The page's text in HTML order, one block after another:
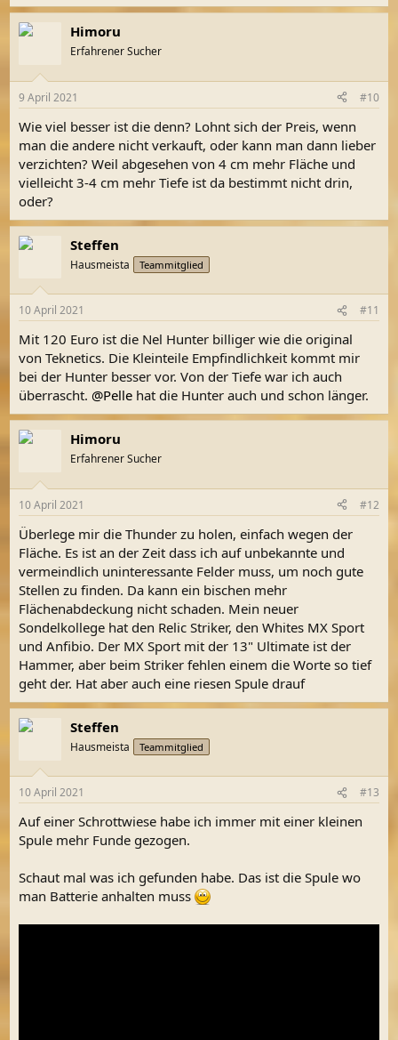
Himoru
Erfahrener Sucher
9 April 2021 #10
Wie viel besser ist die denn? Lohnt sich der Preis, wenn
man die andere nicht verkauft, oder kann man dann lieber
verzichten? Weil abgesehen von 4 cm mehr Fläche und
vielleicht 3-4 cm mehr Tiefe ist da bestimmt nicht drin,
oder?
Steffen
Hausmeista Teammitglied
10 April 2021 #11
Mit 120 Euro ist die Nel Hunter billiger wie die original
von Teknetics. Die Kleinteile Empfindlichkeit kommt mir
bei der Hunter besser vor. Von der Tiefe war ich auch
überrascht. @Pelle hat die Hunter auch und schon länger.
Himoru
Erfahrener Sucher
10 April 2021 #12
Überlege mir die Thunder zu holen, einfach wegen der
Fläche. Es ist an der Zeit dass ich auf unbekannte und
vermeindlich uninteressante Felder muss, um noch gute
Stellen zu finden. Da kann ein bischen mehr
Flächenabdeckung nicht schaden. Mein neuer
Sondelkollege hat den Relic Striker, den Whites MX Sport
und Anfibio. Der MX Sport mit der 13" Ultimate ist der
Hammer, aber beim Striker fehlen einem die Worte so tief
geht der. Hat aber auch eine riesen Spule drauf
Steffen
Hausmeista Teammitglied
10 April 2021 #13
Auf einer Schrottwiese habe ich immer mit einer kleinen
Spule mehr Funde gezogen.
Schaut mal was ich gefunden habe. Das ist die Spule wo
man Batterie anhalten muss